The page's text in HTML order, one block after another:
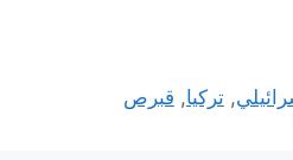
,تركيا, قبرص